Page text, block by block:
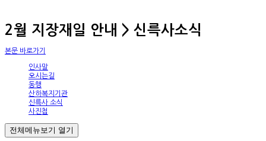
2월 지장재일 안내 > 신륵사소식
본문 바로가기
인사말
오시는길
동행
산하복지기관
신륵사 소식
사진첩
전체메뉴보기 열기